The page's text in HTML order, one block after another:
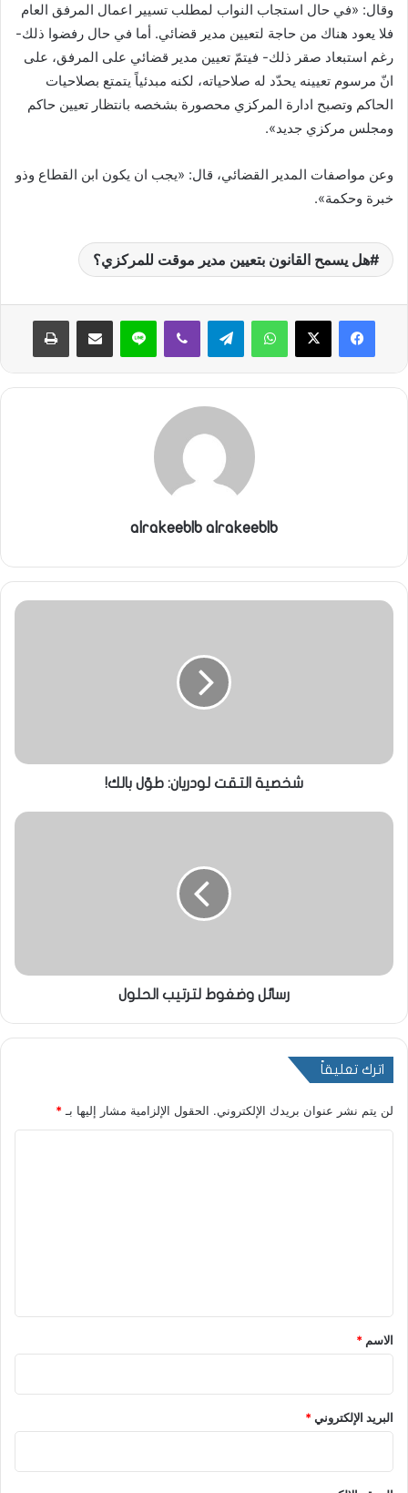
وقال: «في حال استجاب النواب لمطلب تسيير اعمال المرفق العام
فلا يعود هناك من حاجة لتعيين مدير قضائي. أما في حال رفضوا ذلك-
رغم استبعاد صقر ذلك- فيتمّ تعيين مدير قضائي على المرفق، على
انّ مرسوم تعيينه يحدّد له صلاحياته، لكنه مبدئياً يتمتع بصلاحيات
الحاكم وتصبح ادارة المركزي محصورة بشخصه بانتظار تعيين حاكم
ومجلس مركزي جديد».
وعن مواصفات المدير القضائي، قال: «يجب ان يكون ابن القطاع وذو
خبرة وحكمة».
هل يسمح القانون بتعيين مدير موقت للمركزي؟
واتساب لاين
alrakeeblb alrakeeblb
شخصية التقت لودريان: طوّل بالك!
رسائل وضغوط لترتيب الحلول
اترك تعليقاً
لن يتم نشر عنوان بريدك الإلكتروني. الحقول الإلزامية مشار إليها بـ*
*
الاسم *
البريد الإلكتروني*